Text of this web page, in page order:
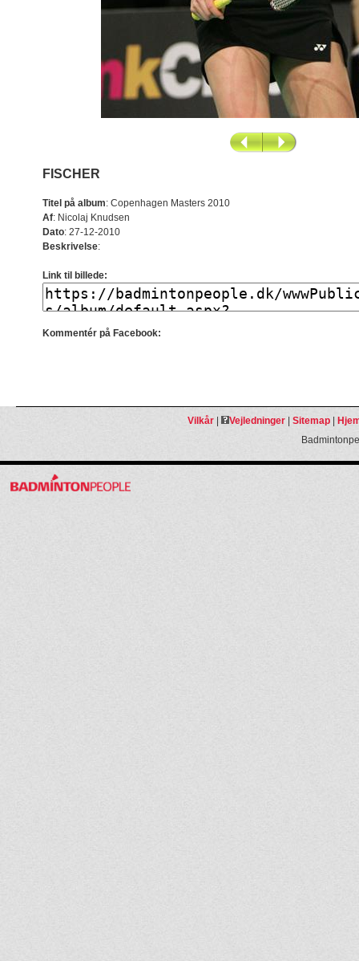
FISCHER
Titel på album: Copenhagen Masters 2010
Af: Nicolaj Knudsen
Dato: 27-12-2010
Beskrivelse:
Link til billede:
Kommentér på Facebook:
Vilkår| Vejledninger| Sitemap|